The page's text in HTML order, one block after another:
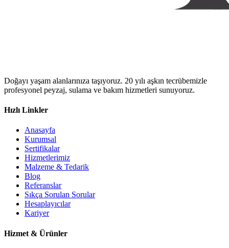
Doğayı yaşam alanlarınıza taşıyoruz. 20 yılı aşkın tecrübemizle
profesyonel peyzaj, sulama ve bakım hizmetleri sunuyoruz.
Hızlı Linkler
Anasayfa
Kurumsal
Sertifikalar
Hizmetlerimiz
Malzeme & Tedarik
Blog
Referanslar
Sıkça Sorulan Sorular
Hesaplayıcılar
Kariyer
Hizmet & Ürünler